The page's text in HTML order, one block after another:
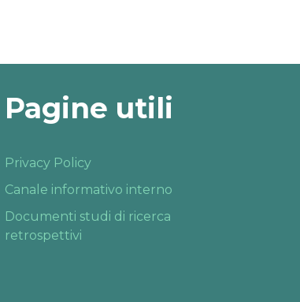
Pagine utili
Privacy Policy
Canale informativo interno
Documenti studi di ricerca
retrospettivi